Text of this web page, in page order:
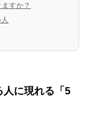
すか？
人に現れる「5